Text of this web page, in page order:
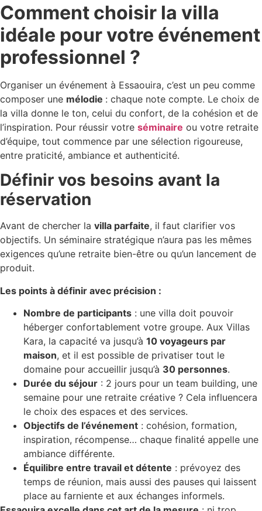
Comment choisir la villa
idéale pour votre événement
professionnel ?
Organiser un événement à Essaouira, c’est un peu comme
composer une mélodie : chaque note compte. Le choix de
la villa donne le ton, celui du confort, de la cohésion et de
l’inspiration. Pour réussir votre séminaire ou votre retraite
d’équipe, tout commence par une sélection rigoureuse,
entre praticité, ambiance et authenticité.
Définir vos besoins avant la
réservation
Avant de chercher la villa parfaite, il faut clarifier vos
objectifs. Un séminaire stratégique n’aura pas les mêmes
exigences qu’une retraite bien-être ou qu’un lancement de
produit.
Les points à définir avec précision :
Nombre de participants : une villa doit pouvoir
héberger confortablement votre groupe. Aux Villas
Kara, la capacité va jusqu’à 10 voyageurs par
maison, et il est possible de privatiser tout le
domaine pour accueillir jusqu’à 30 personnes.
Durée du séjour : 2 jours pour un team building, une
semaine pour une retraite créative ? Cela influencera
le choix des espaces et des services.
Objectifs de l’événement : cohésion, formation,
inspiration, récompense… chaque finalité appelle une
ambiance différente.
Équilibre entre travail et détente : prévoyez des
temps de réunion, mais aussi des pauses qui laissent
place au farniente et aux échanges informels.